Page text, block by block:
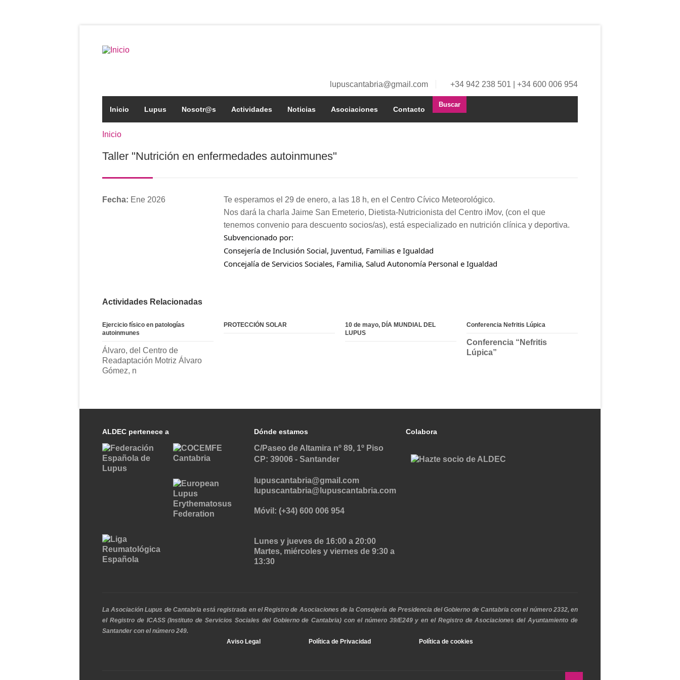
lupuscantabria@gmail.com +34 942 238 501 | +34 600 006 954
Inicio Lupus Nosotr@s Actividades Noticias Asociaciones Contacto
Formulario de búsqueda
Se encuentra usted aquí
Inicio
Taller "Nutrición en enfermedades autoinmunes"
Fecha: Ene 2026
Te esperamos el 29 de enero, a las 18 h, en el Centro Cívico Meteorológico.
Nos dará la charla Jaime San Emeterio, Dietista-Nutricionista del Centro iMov, (con el que
tenemos convenio para descuento socios/as), está especializado en nutrición clínica y deportiva.
Subvencionado por:
Consejería de Inclusión Social, Juventud, Familias e Igualdad
Concejalía de Servicios Sociales, Familia, Salud Autonomía Personal e Igualdad
Actividades Relacionadas
Ejercicio físico en patologías
autoinmunes
Álvaro, del Centro de
Readaptación Motriz Álvaro
Gómez, n
PROTECCIÓN SOLAR
10 de mayo, DÍA MUNDIAL DEL
LUPUS
Conferencia Nefritis Lúpica
Conferencia “Nefritis
Lúpica”
ALDEC pertenece a Dónde estamos
C/Paseo de Altamira nº 89, 1º Piso
CP: 39006 - Santander
lupuscantabria@gmail.com
lupuscantabria@lupuscantabria.com
Móvil: (+34) 600 006 954
Lunes y jueves de 16:00 a 20:00
Martes, miércoles y viernes de 9:30 a
13:30
Colabora
La Asociación Lupus de Cantabria está registrada en el Registro de Asociaciones de la Consejería de Presidencia del Gobierno de Cantabria con el número 2332, en
el Registro de ICASS (Instituto de Servicios Sociales del Gobierno de Cantabria) con el número 39/E249 y en el Registro de Asociaciones del Ayuntamiento de
Santander con el número 249.
Aviso Legal
Política de Privacidad Política de cookies